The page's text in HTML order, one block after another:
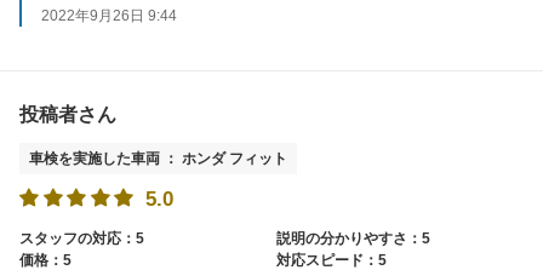
2022年9月26日 9:44
投稿者さん
車検を実施した車両 ： ホンダ フィット
5.0
スタッフの対応：5
説明の分かりやすさ：5
価格：5
対応スピード：5